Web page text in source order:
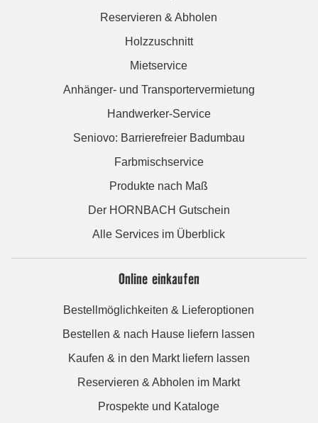
Reservieren & Abholen
Holzzuschnitt
Mietservice
Anhänger- und Transportervermietung
Handwerker-Service
Seniovo: Barrierefreier Badumbau
Farbmischservice
Produkte nach Maß
Der HORNBACH Gutschein
Alle Services im Überblick
Online einkaufen
Bestellmöglichkeiten & Lieferoptionen
Bestellen & nach Hause liefern lassen
Kaufen & in den Markt liefern lassen
Reservieren & Abholen im Markt
Prospekte und Kataloge